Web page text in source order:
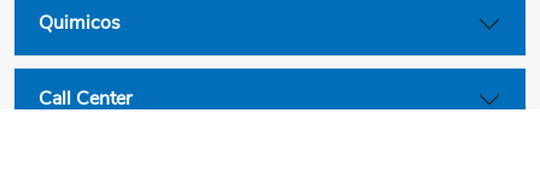
Quimicos
Call Center